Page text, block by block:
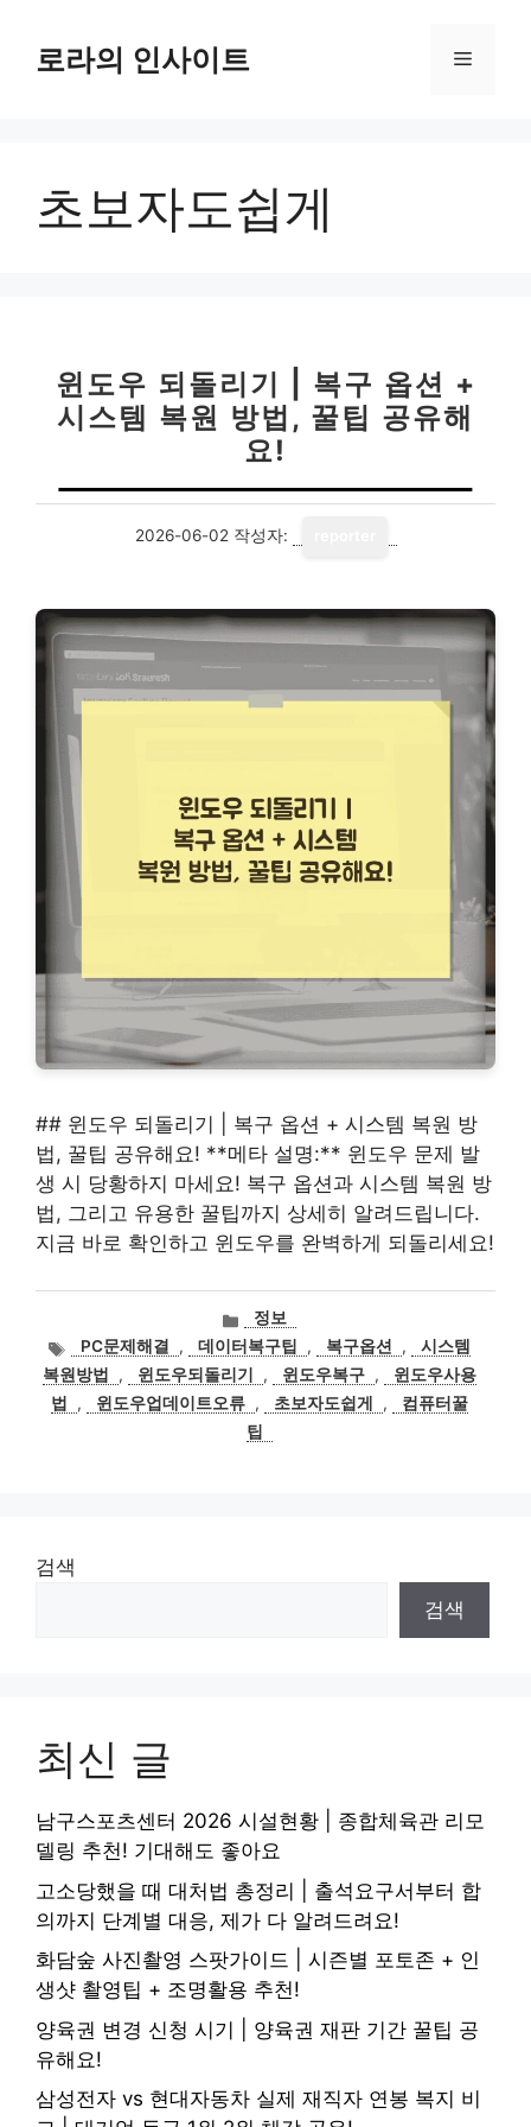
로라의 인사이트 메
초보자도쉽게
윈도우 되돌리기 | 복구 옵션 +
시스템 복원 방법, 꿀팁 공유해
요!
2026-06-02 작성자:
## 윈도우 되돌리기 | 복구 옵션 + 시스템 복원 방
법, 꿀팁 공유해요! **메타 설명:** 윈도우 문제 발
생 시 당황하지 마세요! 복구 옵션과 시스템 복원 방
법, 그리고 유용한 꿀팁까지 상세히 알려드립니다.
지금 바로 확인하고 윈도우를 완벽하게 되돌리세요!
카
테
고
리
정보
태
그
PC문제해결 , 데이터복구팁 , 복구옵션 ,
시스템
복원방법
, 윈도우되돌리기 , 윈도우복구 ,
윈도우사용
법
, 윈도우업데이트오류 , 초보자도쉽게 ,
컴퓨터꿀
팁
검색
검색
최신 글
남구스포츠센터 2026 시설현황 | 종합체육관 리모
델링 추천! 기대해도 좋아요
고소당했을 때 대처법 총정리 | 출석요구서부터 합
의까지 단계별 대응, 제가 다 알려드려요!
화담숲 사진촬영 스팟가이드 | 시즌별 포토존 + 인
생샷 촬영팁 + 조명활용 추천!
양육권 변경 신청 시기 | 양육권 재판 기간 꿀팁 공
유해요!
삼성전자 vs 현대자동차 실제 재직자 연봉 복지 비